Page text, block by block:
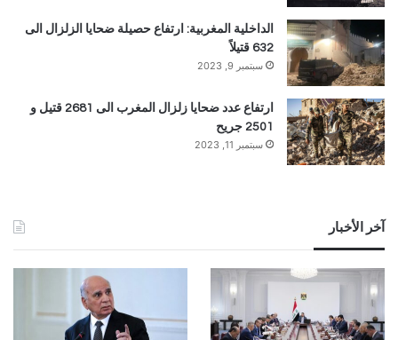
الداخلية المغربية: ارتفاع حصيلة ضحايا الزلزال الى
632 قتيلاً
سبتمبر 9, 2023
ارتفاع عدد ضحايا زلزال المغرب الى 2681 قتيل و
2501 جريح
سبتمبر 11, 2023
آخر الأخبار